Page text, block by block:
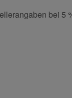
bei 5